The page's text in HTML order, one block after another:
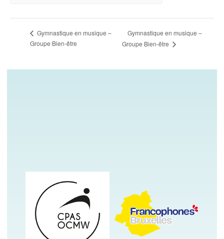
Gymnastique en musique –
Groupe Bien-être
Gymnastique en musique –
Groupe Bien-être